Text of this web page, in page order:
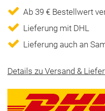
Ab 39 € Bestellwert
Lieferung mit DHL
Lieferung auch an
Details zu Versand &